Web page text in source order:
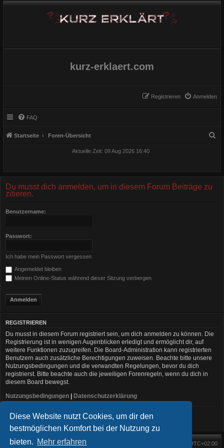
Diese Website nutzt Cookies, um dir den
bestmöglichen Komfort bei der Nutzung zu
bieten. Mehr erfahren
kurz-erklaert.com
Anmelden
Registrieren
FAQ
Startseite Foren-Übersicht
Aktuelle Zeit: 09 Aug 2026 16:40
Du musst dich anmelden, um in diesem Forum Beiträge zu
zitieren.
Benutzername:
Passwort:
Ich habe mein Passwort vergessen
Angemeldet bleiben
Meinen Online-Status während dieser Sitzung verbergen
REGISTRIEREN
Du musst in diesem Forum registriert sein, um dich anmelden zu können. Die
Registrierung ist in wenigen Augenblicken erledigt und ermöglicht dir, auf
weitere Funktionen zuzugreifen. Die Board-Administration kann registrierten
Benutzern auch zusätzliche Berechtigungen zuweisen. Beachte bitte unsere
Nutzungsbedingungen und die verwandten Regelungen, bevor du dich
registrierst. Bitte beachte auch die jeweiligen Forenregeln, wenn du dich in
diesem Board bewegst.
Nutzungsbedingungen | Datenschutzerklärung
Registrieren
Startseite Foren-Übersicht UTC+02:00